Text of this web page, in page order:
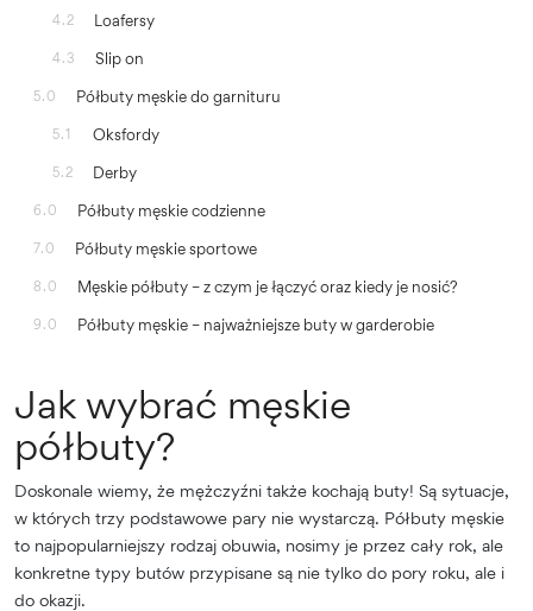
4.2 Loafersy
4.3 Slip on
5.0 Półbuty męskie do garnituru
5.1 Oksfordy
5.2 Derby
6.0 Półbuty męskie codzienne
7.0 Półbuty męskie sportowe
8.0 Męskie półbuty – z czym je łączyć oraz kiedy je nosić?
9.0 Półbuty męskie – najważniejsze buty w garderobie
Jak wybrać męskie
półbuty?
Doskonale wiemy, że mężczyźni także kochają buty! Są sytuacje,
w których trzy podstawowe pary nie wystarczą. Półbuty męskie
to najpopularniejszy rodzaj obuwia, nosimy je przez cały rok, ale
konkretne typy butów przypisane są nie tylko do pory roku, ale i
do okazji.